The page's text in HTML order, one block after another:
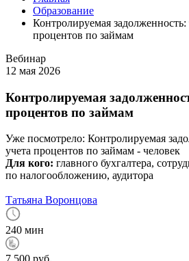
Образование
Контролируемая задолженность:
процентов по займам
Вебинар
12 мая 2026
Контролируемая
процентов по займам
Уже посмотрело: Контролируемая
учета процентов по займам - человек
Для кого: главного бухгалтера,
по налогообложению, аудитора
Татьяна Воронцова
240 мин